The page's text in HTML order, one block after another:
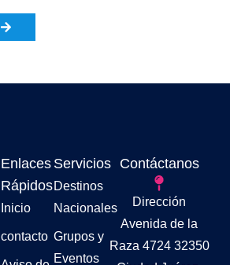
Servicios
Destinos
Nacionales
Grupos y
Eventos
Enlaces
Rápidos
Inicio
contacto
Contáctanos
Dirección
Avenida de la
Raza 4724 32350